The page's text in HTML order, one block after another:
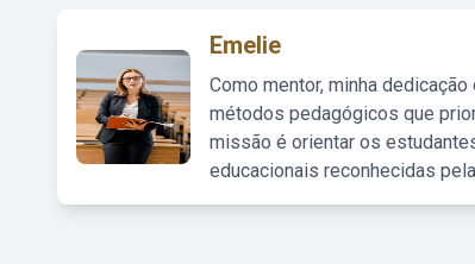
Emelie
Como mentor, minha
métodos pedagógicos que
missão é orientar os
educacionais reconhecidas